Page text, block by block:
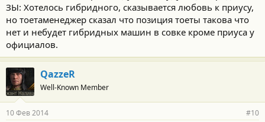
ЗЫ: Хотелось гибридного, сказывается любовь к приусу,
но тоетаменеджер сказал что позиция тоеты такова что
нет и небудет гибридных машин в совке кроме приуса у
официалов.
QazzeR
Well-Known Member
10 Фев 2014 #10